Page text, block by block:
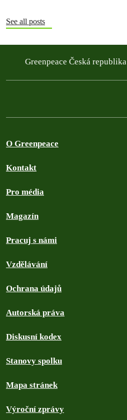
See all posts
Greenpeace Česká republika
O Greenpeace
Kontakt
Pro média
Magazín
Pracuj s námi
Vzdělávání
Ochrana údajů
Autorská práva
Diskusní kodex
Stanovy spolku
Mapa stránek
Výroční zprávy